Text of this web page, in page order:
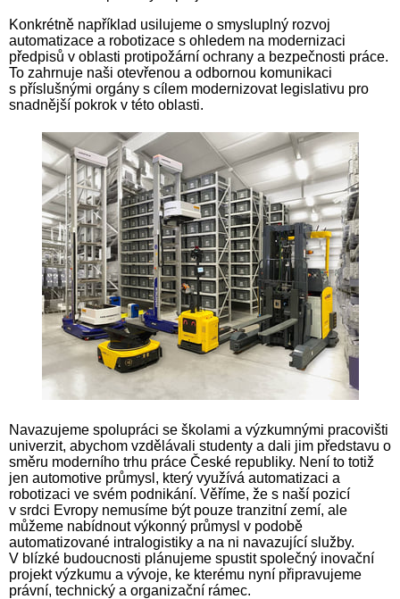
Konkrétně například usilujeme o smysluplný rozvoj
automatizace a robotizace s ohledem na modernizaci
předpisů v oblasti protipožární ochrany a bezpečnosti práce.
To zahrnuje naši otevřenou a odbornou komunikaci
s příslušnými orgány s cílem modernizovat legislativu pro
snadnější pokrok v této oblasti.
Navazujeme spolupráci se školami a výzkumnými pracovišti
univerzit, abychom vzdělávali studenty a dali jim představu o
směru moderního trhu práce České republiky. Není to totiž
jen automotive průmysl, který využívá automatizaci a
robotizaci ve svém podnikání. Věříme, že s naší pozicí
v srdci Evropy nemusíme být pouze tranzitní zemí, ale
můžeme nabídnout výkonný průmysl v podobě
automatizované intralogistiky a na ni navazující služby.
V blízké budoucnosti plánujeme spustit společný inovační
projekt výzkumu a vývoje, ke kterému nyní připravujeme
právní, technický a organizační rámec.